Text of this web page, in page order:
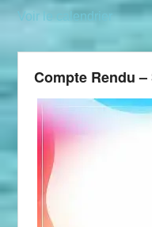
Voir le calendrier
Compte Rendu –